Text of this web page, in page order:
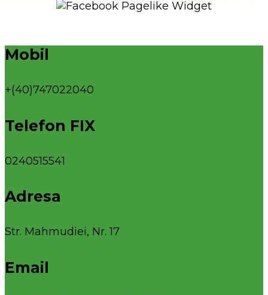
Mobil
+(40)747022040
Telefon FIX
0240515541
Adresa
Str. Mahmudiei, Nr. 17
Email